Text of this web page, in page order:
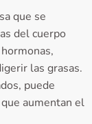
que se
del cuerpo
las grasas.
puede
aumentan el